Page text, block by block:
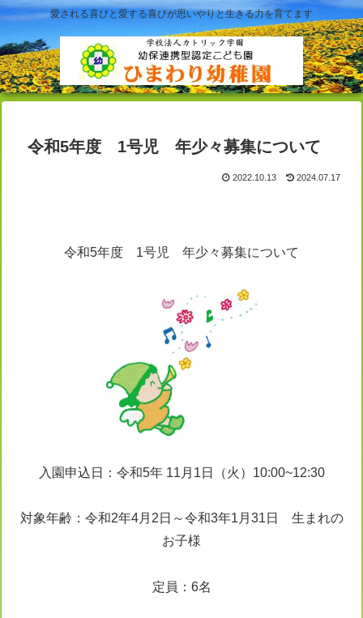
愛される喜びと愛する喜びが思いやりと生きる力を育てます
令和5年度 1号児 年少々募集について
2022.10.13 2024.07.17
令和5年度 1号児 年少々募集について
入園申込日：令和5年 11月1日（火）10:00~12:30
対象年齢：令和2年4月2日～令和3年1月31日 生まれの
お子様
定員：6名